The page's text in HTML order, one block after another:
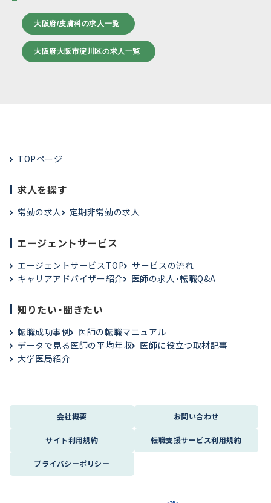
大阪府/皮膚科の求人一覧
大阪府大阪市淀川区の求人一覧
TOPページ
求人を探す
常勤の求人 定期非常勤の求人
エージェントサービス
エージェントサービスTOP
サービスの流れ
キャリアアドバイザー紹介
医師の求人・転職Q&A
知りたい・聞きたい
転職成功事例
医師の転職マニュアル
データで見る医師の平均年収
医師に役立つ取材記事
大学医局紹介
会社概要 お問い合わせ
サイト利用規約 転職支援サービス利用規約
プライバシーポリシー